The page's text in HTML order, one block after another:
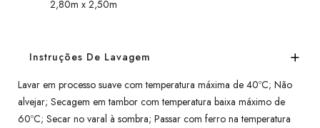
2,80m x 2,50m
Instruções De Lavagem
Lavar em processo suave com temperatura máxima de 40ºC; Não
alvejar; Secagem em tambor com temperatura baixa máximo de
60ºC; Secar no varal à sombra; Passar com ferro na temperatura